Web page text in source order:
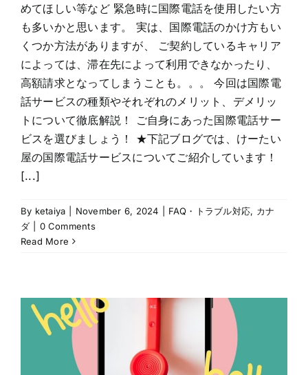
めてほしい等など 緊急時に国際電話を使用したい方
も多いかと思います。 実は、国際電話のかけ方もい
くつか方法がありますが、 ご契約しているキャリア
によっては、滞在先によって利用できなかったり、
高額請求となってしまうことも。。。 今回は国際電
話サービスの種類やそれぞれのメリット、デメリッ
トについて徹底解説！ ご自身にあった国際電話サー
ビスを選びましょう！ ★下記ブログでは、けーたい
屋の国際電話サービスについてご紹介しています！
[...]
By ketaiya November 6, 2024 FAQ・トラブル対応, カナ
ダ
0 Comments
Read More